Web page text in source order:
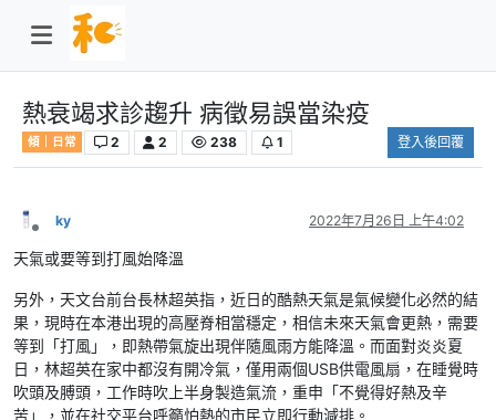
熱衰竭求診趨升 病徵易誤當染疫
傾｜日常 2 2 238 1 登入後回覆
離線
ky 2022年7月26日 上午4:02
天氣或要等到打風始降溫
另外，天文台前台長林超英指，近日的酷熱天氣是氣候變化必然的結
果，現時在本港出現的高壓脊相當穩定，相信未來天氣會更熱，需要
等到「打風」，即熱帶氣旋出現伴隨風雨方能降溫。而面對炎炎夏
日，林超英在家中都沒有開冷氣，僅用兩個USB供電風扇，在睡覺時
吹頭及膊頭，工作時吹上半身製造氣流，重申「不覺得好熱及辛
苦」，並在社交平台呼籲怕熱的市民立即行動減排。